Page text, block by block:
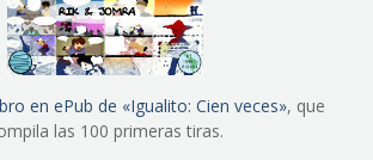
en ePub de «Igualito: Cien veces», que
las 100 primeras tiras.